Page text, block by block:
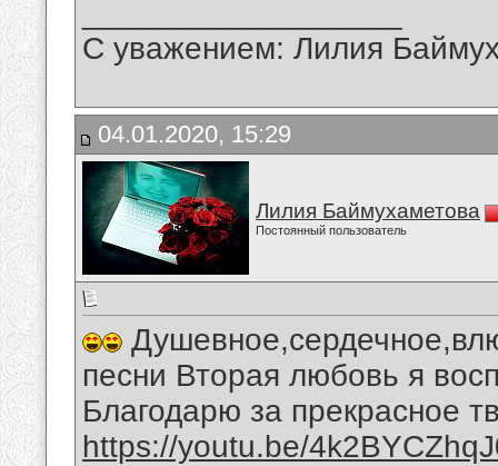
С уважением: Лилия
04.01.2020, 15:29
Лилия Баймухаметова
Постоянный пользователь
песни Вторая любовь я
Благодарю за прекрасное
https://youtu.be/